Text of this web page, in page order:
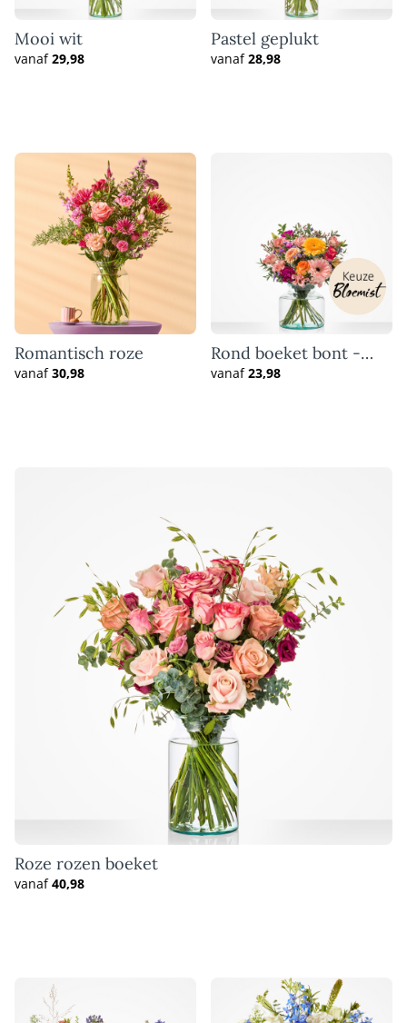
Mooi wit
vanaf29,98
Pastel geplukt
vanaf28,98
Romantisch roze
vanaf30,98
Rond boeket bont -
Keuze bloemist
vanaf23,98
Roze rozen boeket
vanaf40,98